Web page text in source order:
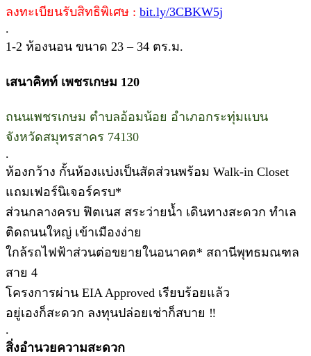
ลงทะเบียนรับสิทธิพิเศษ : bit.ly/3CBKW5j
.
1-2 ห้องนอน ขนาด 23 – 34 ตร.ม.
เสนาคิทท์ เพชรเกษม 120
ถนนเพชรเกษม ตำบลอ้อมน้อย อำเภอกระทุ่มแบน
จังหวัดสมุทรสาคร 74130
.
ห้องกว้าง กั้นห้องเเบ่งเป็นสัดส่วนพร้อม Walk-in Closet
แถมเฟอร์นิเจอร์ครบ*
ส่วนกลางครบ ฟิตเนส สระว่ายน้ำ เดินทางสะดวก ทำเล
ติดถนนใหญ่ เข้าเมืองง่าย
ใกล้รถไฟฟ้าส่วนต่อขยายในอนาคต* สถานีพุทธมณฑล
สาย 4
โครงการผ่าน EIA Approved เรียบร้อยแล้ว
อยู่เองก็สะดวก ลงทุนปล่อยเช่าก็สบาย ‼
.
สิ่งอำนวยความสะดวก